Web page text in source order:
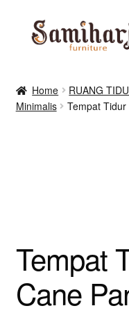
Skip
Skip
RUANG MAKAN &
Home RUANG
Minimalis
Tempat
Tempat
Cane